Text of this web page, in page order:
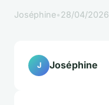
Joséphine•28/04/
J Joséphine